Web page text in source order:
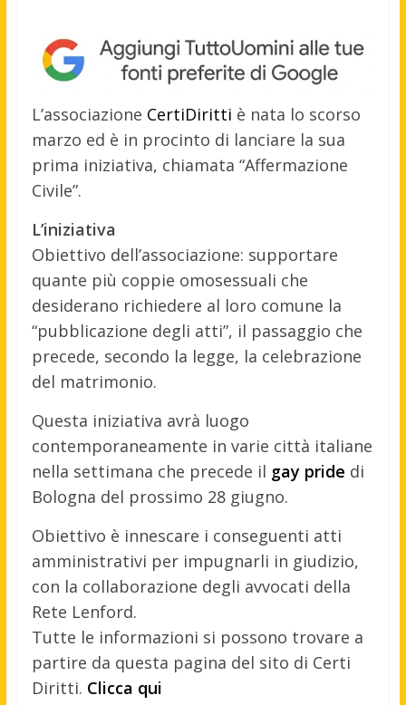
L’associazione CertiDiritti è nata lo scorso
marzo ed è in procinto di lanciare la sua
prima iniziativa, chiamata “Affermazione
Civile”.
L’iniziativa
Obiettivo dell’associazione: supportare
quante più coppie omosessuali che
desiderano richiedere al loro comune la
“pubblicazione degli atti”, il passaggio che
precede, secondo la legge, la celebrazione
del matrimonio.
Questa iniziativa avrà luogo
contemporaneamente in varie città italiane
nella settimana che precede il gay pride di
Bologna del prossimo 28 giugno.
Obiettivo è innescare i conseguenti atti
amministrativi per impugnarli in giudizio,
con la collaborazione degli avvocati della
Rete Lenford.
Tutte le informazioni si possono trovare a
partire da questa pagina del sito di Certi
Diritti. Clicca qui